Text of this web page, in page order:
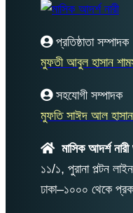
প্রতিষ্ঠাতা সম্পাদক
মুফতী আবুল হাসান
সহযোগী সম্পাদক
মুফতি সাঈদ আল হাসান
মাসিক আদর্শ
১১/১, পুরানা পল্টন
ঢাকা–১০০০ থেকে